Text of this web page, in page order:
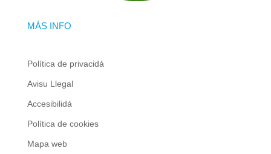
MÁS INFO
Política de privacidá
Avisu Llegal
Accesibilidá
Política de cookies
Mapa web